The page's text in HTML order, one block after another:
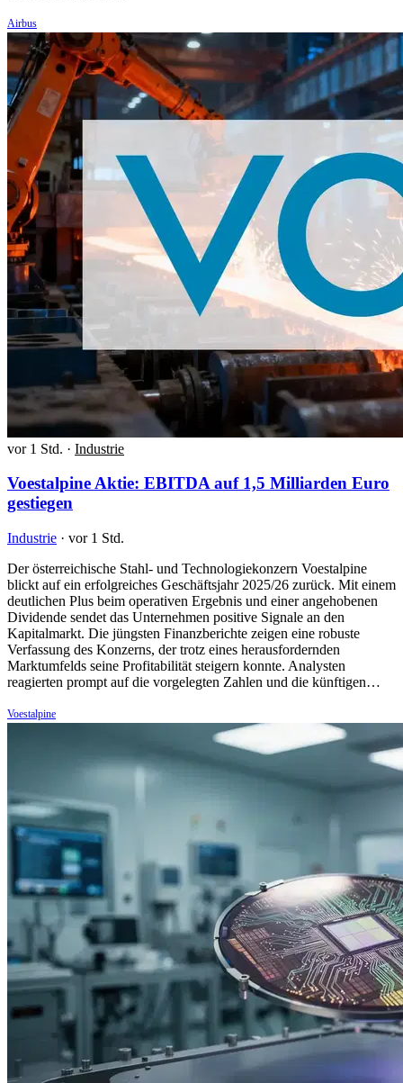
Airbus
vor 1 Std. · Industrie
Voestalpine Aktie: EBITDA auf 1,5 Milliarden Euro
gestiegen
Industrie · vor 1 Std.
Der österreichische Stahl- und Technologiekonzern Voestalpine
blickt auf ein erfolgreiches Geschäftsjahr 2025/26 zurück. Mit einem
deutlichen Plus beim operativen Ergebnis und einer angehobenen
Dividende sendet das Unternehmen positive Signale an den
Kapitalmarkt. Die jüngsten Finanzberichte zeigen eine robuste
Verfassung des Konzerns, der trotz eines herausfordernden
Marktumfelds seine Profitabilität steigern konnte. Analysten
reagierten prompt auf die vorgelegten Zahlen und die künftigen…
Voestalpine